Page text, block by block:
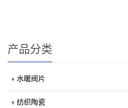
产品分类
水暖阀片
纺织陶瓷